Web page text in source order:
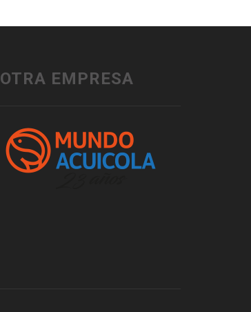
OTRA EMPRESA